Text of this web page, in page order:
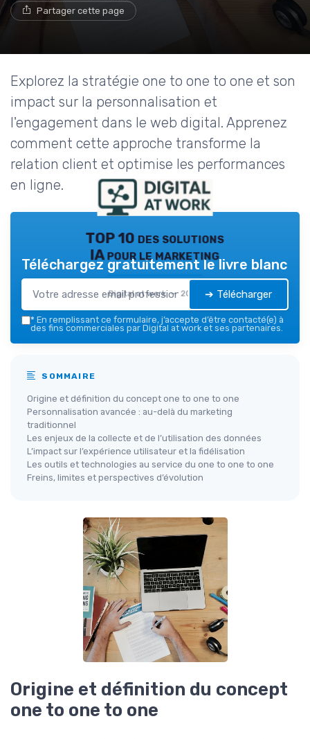
Partager cette page
Explorez la stratégie one to one to one et son
impact sur la personnalisation et
l'engagement dans le web digital. Apprenez
comment cette approche transforme la
relation client et optimise les performances
en ligne.
TOP 10 des solutions
IA pour le marketing
Digital at work — 2026
Téléchargez gratuitement le livre blanc
➔ Télécharger
* En remplissant ce formulaire, j’accepte d’être contacté(e) à
des fins commerciales par Digital at work et ses partenaires.
SOMMAIRE
Origine et définition du concept one to one to one
Personnalisation avancée : au-delà du marketing
traditionnel
Les enjeux de la collecte et de l’utilisation des données
L’impact sur l’expérience utilisateur et la fidélisation
Les outils et technologies au service du one to one to one
Freins, limites et perspectives d’évolution
Origine et définition du concept
one to one to one